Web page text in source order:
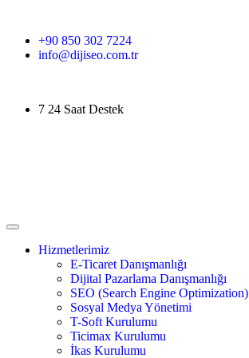
+90 850 302 7224
info@dijiseo.com.tr
7 24 Saat Destek
Hizmetlerimiz
E-Ticaret Danışmanlığı
Dijital Pazarlama Danışmanlığı
SEO (Search Engine Optimization)
Sosyal Medya Yönetimi
T-Soft Kurulumu
Ticimax Kurulumu
İkas Kurulumu